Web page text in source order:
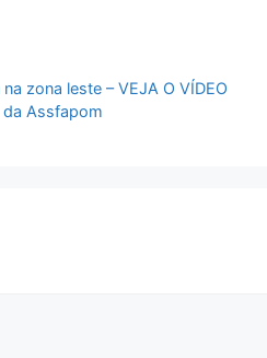
zona leste – VEJA O VÍDEO
da Assfapom